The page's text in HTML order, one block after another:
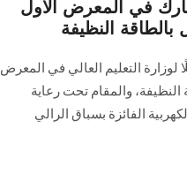
في المعرض الأول
بالطاقة النظيفة
لوزارة التعليم العالي في المعرض
النظيفة، والمقام تحت رعاية
الفائزة بسباق الرالي